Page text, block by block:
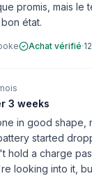
promis, mais le
état.
Achat vérifié·
3 weeks
in good shape,
started
a charge
looking into it,